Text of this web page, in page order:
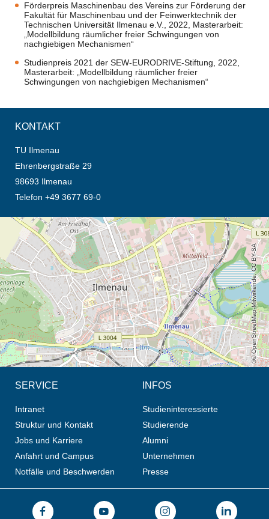
Förderpreis Maschinenbau des Vereins zur Förderung der
Fakultät für Maschinenbau und der Feinwerktechnik der
Technischen Universität Ilmenau e.V., 2022, Masterarbeit:
„Modellbildung räumlicher freier Schwingungen von
nachgiebigen Mechanismen“
Studienpreis 2021 der SEW-EURODRIVE-Stiftung, 2022,
Masterarbeit: „Modellbildung räumlicher freier
Schwingungen von nachgiebigen Mechanismen“
KONTAKT
TU Ilmenau
Ehrenbergstraße 29
98693 Ilmenau
Telefon +49 3677 69-0
Öffnet die Anfahrtsbeschreibung in neuem Tab (Karte)
© OpenStreetMap-Mitwirkende, CC BY-SA
SERVICE
Intranet
Struktur und Kontakt
Jobs und Karriere
Anfahrt und Campus
Notfälle und Beschwerden
INFOS
Studieninteressierte
Studierende
Alumni
Unternehmen
Presse